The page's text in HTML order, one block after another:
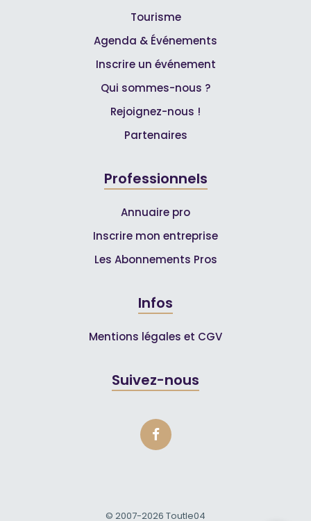
Tourisme
Agenda & Événements
Inscrire un événement
Qui sommes-nous ?
Rejoignez-nous !
Partenaires
Professionnels
Annuaire pro
Inscrire mon entreprise
Les Abonnements Pros
Infos
Mentions légales et CGV
Suivez-nous
© 2007-2026 Toutle04